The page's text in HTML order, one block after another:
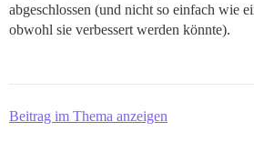
abgeschlossen (und nicht so einfach wie
obwohl sie verbessert werden könnte).
Beitrag im Thema anzeigen